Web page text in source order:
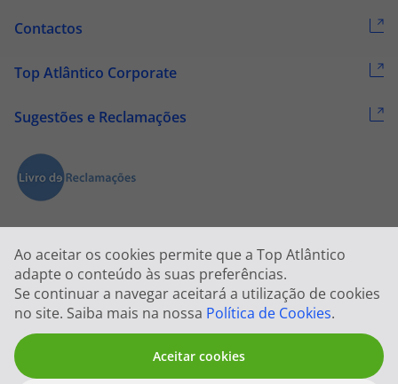
Ao aceitar os cookies permite que a Top Atlântico
adapte o conteúdo às suas preferências.
Se continuar a navegar aceitará a utilização de cookies
no site. Saiba mais na nossa Política de Cookies.
Aceitar cookies
Contactos
Top Atlântico Corporate
Sugestões e Reclamações
2026 © Todos os direitos reservados:Top Atlântico, Viagens e Turismo